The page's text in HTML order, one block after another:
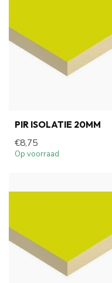
PIR ISOLATIE 20MM
€8,75
Op voorraad